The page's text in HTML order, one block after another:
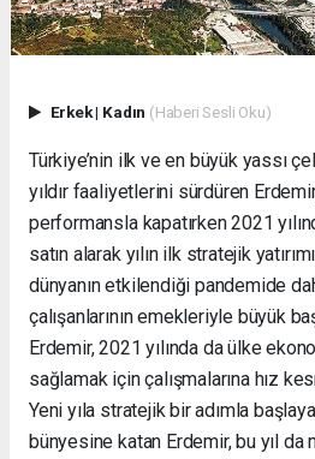
Erkek| Kadın (Haberi Sesli Oku)
Türkiye’nin ilk ve en büyük yassı
yıldır faaliyetlerini sürdüren
performansla kapatırken 2021
satın alarak yılın ilk stratejik
dünyanın etkilendiği pandemide
çalışanlarının emekleriyle büyük
Erdemir, 2021 yılında da ülke
sağlamak için çalışmalarına hız
Yeni yıla stratejik bir adımla
bünyesine katan Erdemir, bu yıl